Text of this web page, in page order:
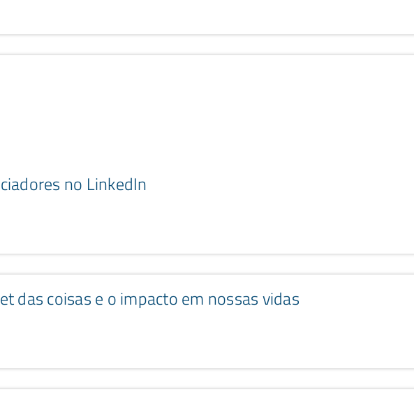
no LinkedIn
das coisas e o impacto em nossas vidas